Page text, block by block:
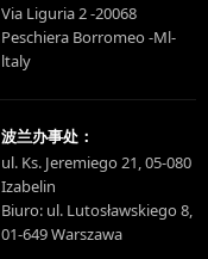
Via Liguria 2 -20068
Peschiera Borromeo -Ml-
ltaly
波兰办事处：
ul. Ks. Jeremiego 21, 05-080
Izabelin
Biuro: ul. Lutosławskiego 8,
01-649 Warszawa